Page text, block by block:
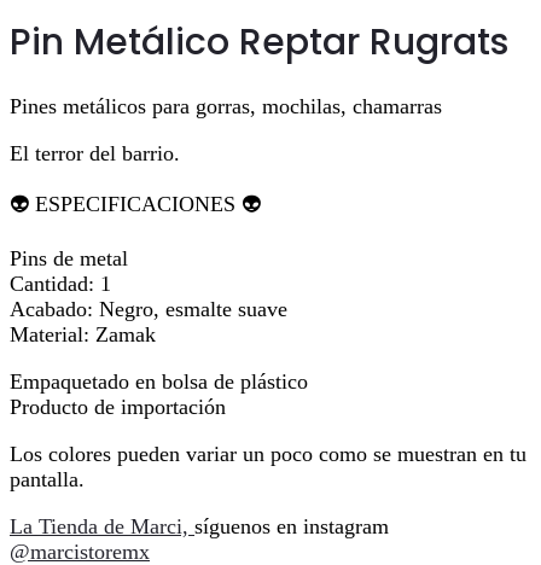
Pin Metálico Reptar Rugrats
Pines metálicos para gorras, mochilas, chamarras
El terror del barrio.
👽 ESPECIFICACIONES 👽
Pins de metal
Cantidad: 1
Acabado: Negro, esmalte suave
Material: Zamak
Empaquetado en bolsa de plástico
Producto de importación
Los colores pueden variar un poco como se muestran en tu
pantalla.
La Tienda de Marci, síguenos en instagram
@marcistoremx